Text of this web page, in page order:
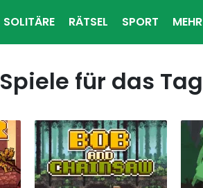
SOLITÄRE RÄTSEL SPORT MEHR
Spiele für das Tag